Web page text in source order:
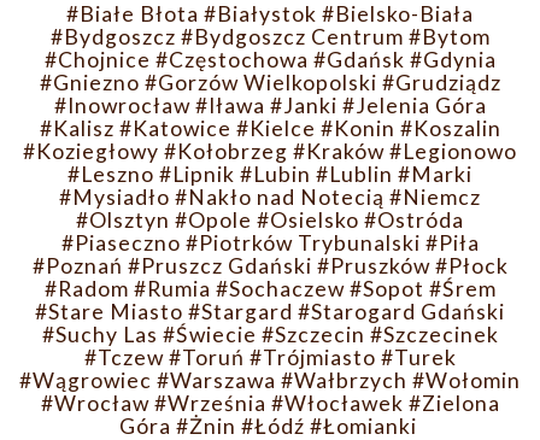
#Białe Błota #Białystok #Bielsko-Biała
#Bydgoszcz #Bydgoszcz Centrum #Bytom
#Chojnice #Częstochowa #Gdańsk #Gdynia
#Gniezno #Gorzów Wielkopolski #Grudziądz
#Inowrocław #Iława #Janki #Jelenia Góra
#Kalisz #Katowice #Kielce #Konin #Koszalin
#Koziegłowy #Kołobrzeg #Kraków#Legionowo
#Leszno #Lipnik #Lubin #Lublin #Marki
#Mysiadło #Nakło nad Notecią #Niemcz
#Olsztyn #Opole #Osielsko #Ostróda
#Piaseczno #Piotrków Trybunalski #Piła
#Poznań #Pruszcz Gdański #Pruszków #Płock
#Radom #Rumia #Sochaczew #Sopot #Śrem
#Stare Miasto #Stargard #Starogard Gdański
#Suchy Las #Świecie #Szczecin #Szczecinek
#Tczew #Toruń #Trójmiasto #Turek
#Wągrowiec #Warszawa #Wałbrzych #Wołomin
#Wrocław #Września #Włocławek #Zielona
Góra #Żnin #Łódź #Łomianki